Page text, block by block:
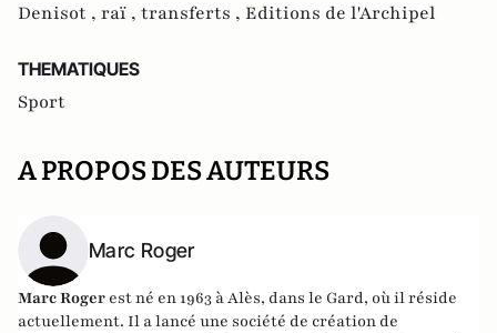
Denisot , raï , transferts , Editions de l'Archipel
THEMATIQUES
Sport
A PROPOS DES AUTEURS
Marc Roger
Marc Roger est né en 1963 à Alès, dans le Gard, où il réside
actuellement. Il a lancé une société de création de